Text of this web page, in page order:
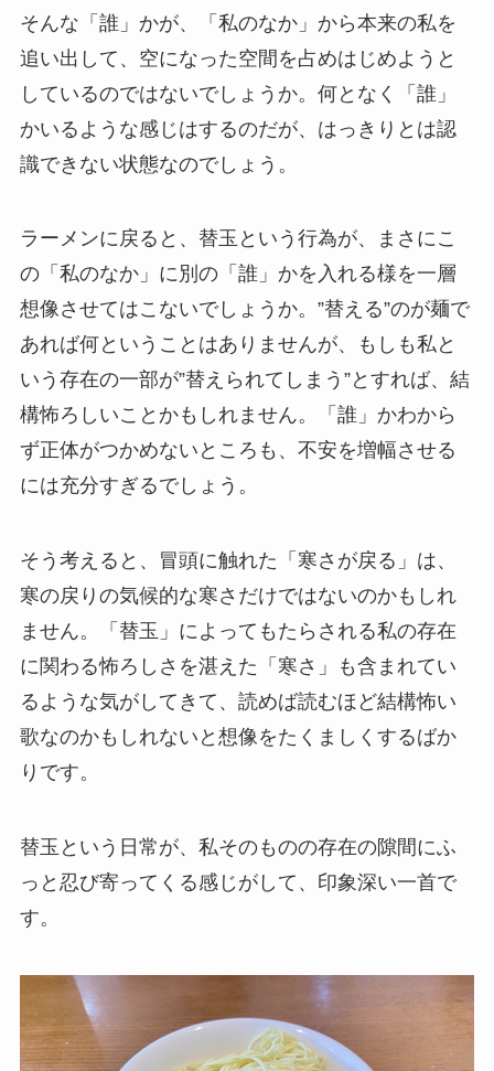
そんな「誰」かが、「私のなか」から本来の私を
追い出して、空になった空間を占めはじめようと
しているのではないでしょうか。何となく「誰」
かいるような感じはするのだが、はっきりとは認
識できない状態なのでしょう。
ラーメンに戻ると、替玉という行為が、まさにこ
の「私のなか」に別の「誰」かを入れる様を一層
想像させてはこないでしょうか。”替える”のが麺で
あれば何ということはありませんが、もしも私と
いう存在の一部が”替えられてしまう”とすれば、結
構怖ろしいことかもしれません。「誰」かわから
ず正体がつかめないところも、不安を増幅させる
には充分すぎるでしょう。
そう考えると、冒頭に触れた「寒さが戻る」は、
寒の戻りの気候的な寒さだけではないのかもしれ
ません。「替玉」によってもたらされる私の存在
に関わる怖ろしさを湛えた「寒さ」も含まれてい
るような気がしてきて、読めば読むほど結構怖い
歌なのかもしれないと想像をたくましくするばか
りです。
替玉という日常が、私そのものの存在の隙間にふ
っと忍び寄ってくる感じがして、印象深い一首で
す。